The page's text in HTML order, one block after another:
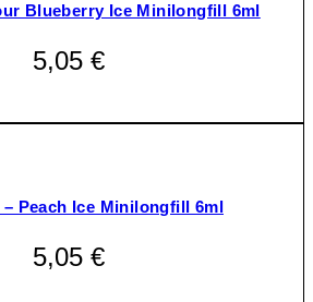
Blueberry Ice Minilongfill 6ml
5,05 €
Peach Ice Minilongfill 6ml
5,05 €